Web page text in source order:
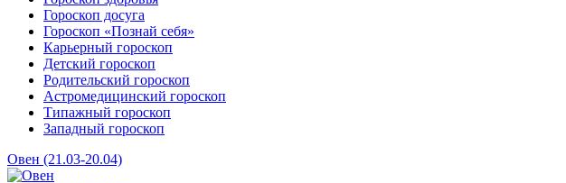
Гороскоп досуга
Гороскоп «Познай себя»
Карьерный гороскоп
Детский гороскоп
Родительский гороскоп
Астромедицинский гороскоп
Типажный гороскоп
Западный гороскоп
Овен (21.03-20.04)